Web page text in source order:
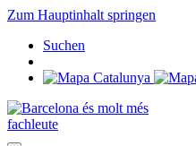
Zum Hauptinhalt springen
Suchen
fachleute